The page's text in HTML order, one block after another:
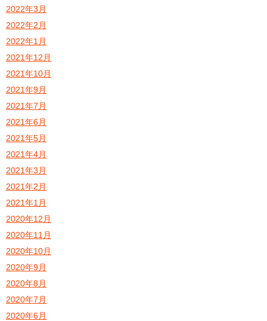
2022年3月
2022年2月
2022年1月
2021年12月
2021年10月
2021年9月
2021年7月
2021年6月
2021年5月
2021年4月
2021年3月
2021年2月
2021年1月
2020年12月
2020年11月
2020年10月
2020年9月
2020年8月
2020年7月
2020年6月